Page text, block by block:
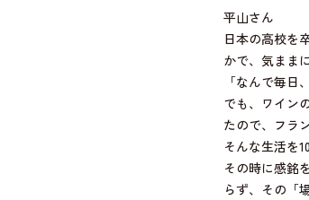
平山さん
日本の高校を
かで、気まま
「なんで毎
でも、ワイン
たので、フラ
そんな生活を
その時に感銘
らず、その「